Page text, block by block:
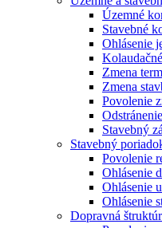
Územné
Stavebné
Ohlásenie
Zmena
Zmena
Povolenie
Stavebný
Stavebný
Povolenie
Ohlásenie
Ohlásenie
Ohlásenie
Dopravná